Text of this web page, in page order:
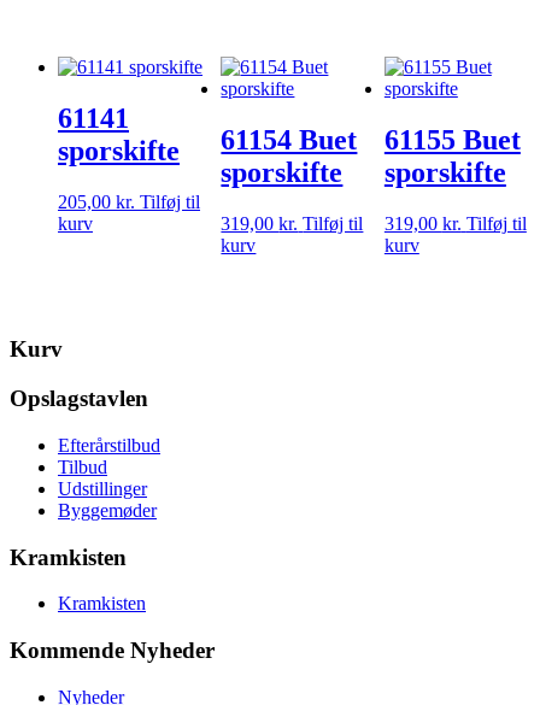
61141
sporskifte
205,00 kr. Tilføj til
kurv
61154 Buet
sporskifte
319,00kr. Tilføj til
kurv
61155 Buet
sporskifte
319,00 kr. Tilføj til
kurv
Kurv
Opslagstavlen
Efterårstilbud
Tilbud
Udstillinger
Byggemøder
Kramkisten
Kramkisten
Kommende Nyheder
Nyheder